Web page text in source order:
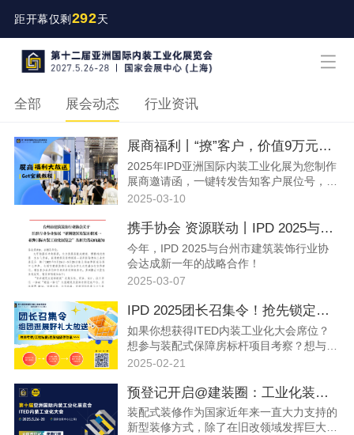
距开幕仅剩 292天
全部 展会动态 行业资讯
展商福利丨“撩”客户，价值9万元推广福利放送，不容错过！
2025年IPD亚洲国际内装工业化展为您制作
展商邀请函，一键转发告知客户展位号，让
客户精准定位您的展位！助您与客户高效便
名的展商奖励总价值9万元的推广福利！
2025-03-10
携手协会 资源联动丨IPD 2025与台州市建筑装饰行业协会达成战略合作！
今年，IPD 2025与台州市建筑装饰行业协
会达成新一年的战略合作！
2025-03-07
IPD 2025团长召集令！抢先锁定工程私宴名额，标杆项目考察机会，还有福袋领取！
如果你想获得ITED内装工业化大会席位？
想参与装配式保障房标杆项目考察？想与业
界精英共享晚宴近距离交流？立即报名成为
IPD展会上获得绝佳观展体验的同时，还能
把超值好礼带回家！
2025-02-21
预登记开启@建装圈：工业化装修行业盛会高能来袭，共赢机遇，共享资源！
装配式装修作为国家近年来一直大力支持的
新型装修方式，除了在旧改领域发挥巨大能